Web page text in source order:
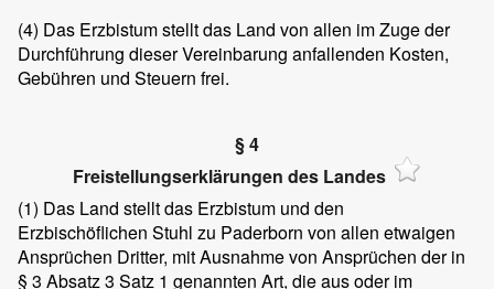
(4) Das Erzbistum stellt das Land von allen im Zuge der
Durchführung dieser Vereinbarung anfallenden Kosten,
Gebühren und Steuern frei.
§ 4
Freistellungserklärungen des Landes
(1) Das Land stellt das Erzbistum und den
Erzbischöflichen Stuhl zu Paderborn von allen etwaigen
Ansprüchen Dritter, mit Ausnahme von Ansprüchen der in
§ 3 Absatz 3 Satz 1 genannten Art, die aus oder im